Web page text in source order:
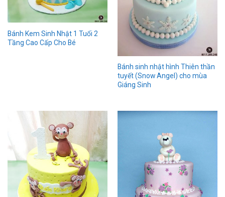
Bánh Kem Sinh Nhật 1 Tuổi 2
Tầng Cao Cấp Cho Bé
Bánh sinh nhật hình Thiên thần
tuyết (Snow Angel) cho mùa
Giáng Sinh